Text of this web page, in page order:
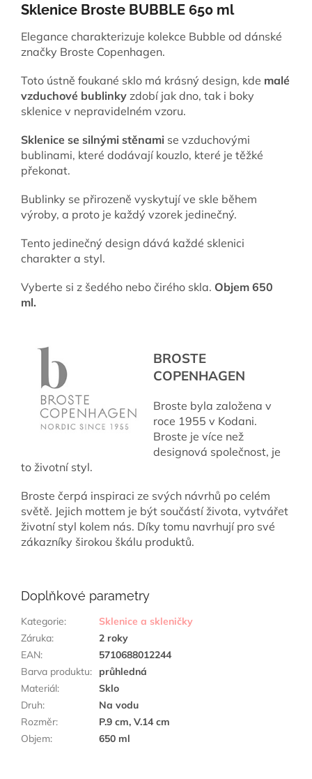
Sklenice Broste BUBBLE 650 ml
Elegance charakterizuje kolekce Bubble od dánské
značky Broste Copenhagen.
Toto ústně foukané sklo má krásný design, kde malé
vzduchové bublinky zdobí jak dno, tak i boky
sklenice v nepravidelném vzoru.
Sklenice se silnými stěnami se vzduchovými
bublinami, které dodávají kouzlo, které je těžké
překonat.
Bublinky se přirozeně vyskytují ve skle během
výroby, a proto je každý vzorek jedinečný.
Tento jedinečný design dává každé sklenici
charakter a styl.
Vyberte si z šedého nebo čirého skla. Objem 650
ml.
BROSTE
COPENHAGEN
Broste byla založena v
roce 1955 v Kodani.
Broste je více než
designová společnost, je
to životní styl.
Broste čerpá inspiraci ze svých návrhů po celém
světě. Jejich mottem je být součástí života, vytvářet
životní styl kolem nás. Díky tomu navrhují pro své
zákazníky širokou škálu produktů.
Doplňkové parametry
Kategorie:
Sklenice a skleničky
Záruka:
2 roky
EAN:
5710688012244
Barva produktu:
průhledná
Materiál:
Sklo
Druh:
Na vodu
Rozměr:
P.9 cm, V.14 cm
Objem: 650 ml